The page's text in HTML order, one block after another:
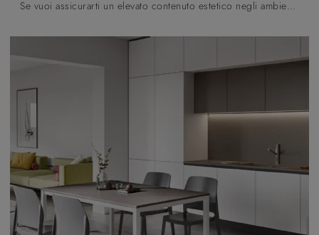
Se vuoi assicurarti un elevato contenuto estetico negli ambienti domestici, ma vuoi anche sfruttare al meglio lo spazio, allora le nostre soluzioni ...